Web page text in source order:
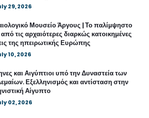
29, 2026
Μουσείο Άργους | Το παλίμψηστο
από τις αρχαιότερες διαρκώς κατοικημένες
της ηπειρωτικής Ευρώπης
10, 2026
και Αιγύπτιοι υπό την Δυναστεία των
Εξελληνισμός και αντίσταση στην
Αίγυπτο
02, 2026